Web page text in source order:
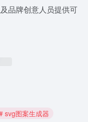
品牌创意人员提供可
svg图案生成器